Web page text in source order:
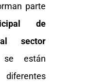
parte
de
sector
están